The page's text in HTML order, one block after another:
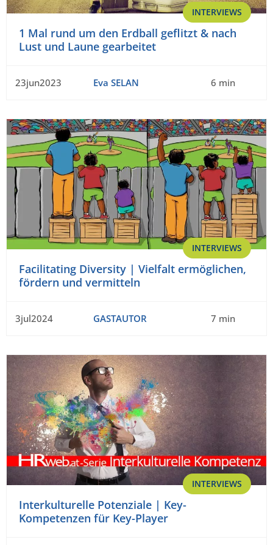
INTERVIEWS
1 Mal rund um den Erdball geflitzt & nach
Lust und Laune gearbeitet
23jun2023 Eva SELAN 6 min
INTERVIEWS
Facilitating Diversity | Vielfalt ermöglichen,
fördern und vermitteln
3jul2024 GASTAUTOR 7 min
INTERVIEWS
Interkulturelle Potenziale | Key-
Kompetenzen für Key-Player